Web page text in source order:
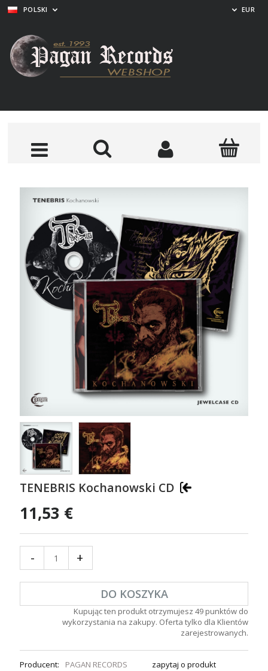
POLSKI EUR
TENEBRIS Kochanowski CD
11,53 €
- +
DO KOSZYKA
Kupując ten produkt otrzymujesz 49 punktów do
wykorzystania na zakupy. Oferta tylko dla Klientów
zarejestrowanych.
Producent: PAGAN RECORDS
zapytaj o produkt